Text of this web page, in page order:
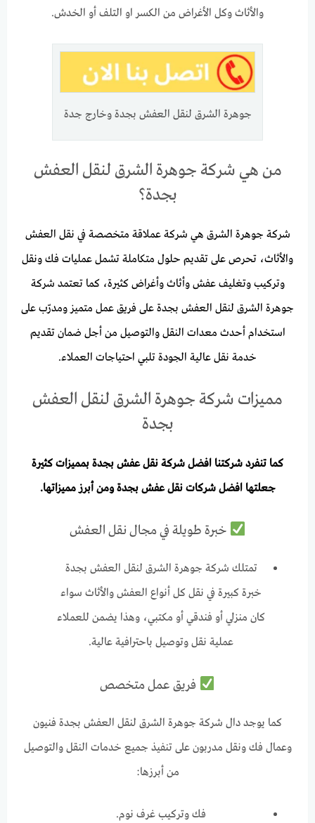
والأثاث وكل الأغراض من الكسر او التلف أو الخدش.
جوهرة الشرق لنقل العفش بجدة وخارج جدة
من هي شركة جوهرة الشرق لنقل العفش
بجدة؟
شركة جوهرة الشرق هي شركة عملاقة متخصصة في نقل العفش
والأثاث، تحرص على تقديم حلول متكاملة تشمل عمليات فك ونقل
وتركيب وتغليف عفش وأثاث وأغراض كثيرة، كما تعتمد شركة
جوهرة الشرق لنقل العفش بجدة على فريق عمل متميز ومدرّب على
استخدام أحدث معدات النقل والتوصيل من أجل ضمان تقديم
خدمة نقل عالية الجودة تلبي احتياجات العملاء.
مميزات شركة جوهرة الشرق لنقل العفش
بجدة
كما تنفرد شركتنا افضل شركة نقل عفش بجدة بمميزات كثيرة
جعلتها افضل شركات نقل عفش بجدة ومن أبرز مميزاتها.
خبرة طويلة في مجال نقل العفش
تمتلك شركة جوهرة الشرق لنقل العفش بجدة
خبرة كبيرة في نقل كل أنواع العفش والأثاث سواء
كان منزلي أو فندقي أو مكتبي، وهذا يضمن للعملاء
عملية نقل وتوصيل باحترافية عالية.
فريق عمل متخصص
كما يوجد دال شركة جوهرة الشرق لنقل العفش بجدة فنيون
وعمال فك ونقل مدربون على تنفيذ جميع خدمات النقل والتوصيل
من أبرزها:
فك وتركيب غرف نوم.